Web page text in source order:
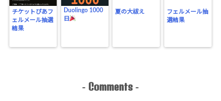
チケットぴあフ
ェルメール抽選
結果
Duolingo 1000
日
夏の大祓え
フェルメール抽
選結果
- Comments -